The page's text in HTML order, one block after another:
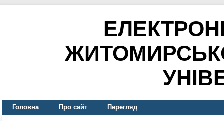
Головна Про сайт Перегляд